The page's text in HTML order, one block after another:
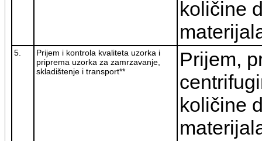
količine
5.
Prijem i kontrola kvaliteta uzorka i
priprema uzorka za zamrzavanje,
skladištenje i transport**
Prijem,
količine